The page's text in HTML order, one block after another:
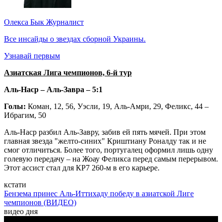
Олекса Бык Журналист
Все инсайды о звездах сборной Украины.
Узнавай первым
Азиатская Лига чемпионов, 6-й тур
Аль-Наср – Аль-Завра – 5:1
Голы: Коман, 12, 56, Уэсли, 19, Аль-Амри, 29, Феликс, 44 –
Ибрагим, 50
Аль-Наср разбил Аль-Завру, забив ей пять мячей. При этом
главная звезда "желто-синих" Криштиану Роналду так и не
смог отличиться. Более того, португалец оформил лишь одну
голевую передачу – на Жоау Феликса перед самым перерывом.
Этот ассист стал для КР7 260-м в его карьере.
кстати
Бензема принес Аль-Иттихаду победу в азиатской Лиге
чемпионов (ВИДЕО)
видео дня